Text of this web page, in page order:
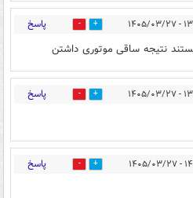
۲۷ 3 پاسخ
نتیجه ساقی موتوری داشتن
۲۷ 2 پاسخ
۲۷ 1 پاسخ